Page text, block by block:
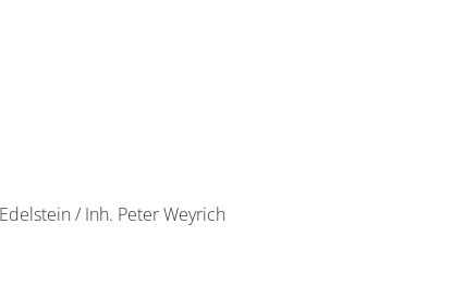
/ Inh. Peter Weyrich